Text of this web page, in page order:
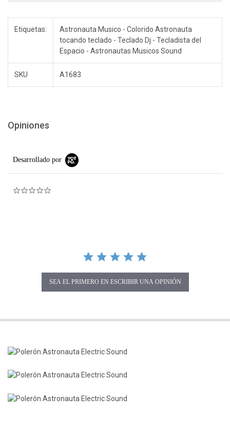
Etiquetas:
Astronauta Musico - Colorido Astronauta
tocando teclado - Teclado Dj - Tecladista del
Espacio - Astronautas Musicos Sound
SKU A1683
Opiniones
Desarrollado por
SEA EL PRIMERO EN ESCRIBIR UNA OPINIÓN